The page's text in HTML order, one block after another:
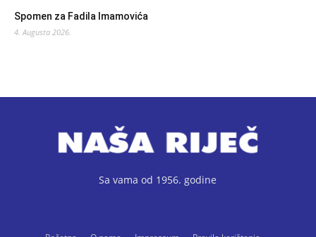
Spomen za Fadila Imamovića
4. Augusta 2026.
Sa vama od 1956. godine